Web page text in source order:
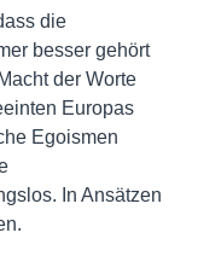
die
besser gehört
der Worte
Europas
Egoismen
In Ansätzen